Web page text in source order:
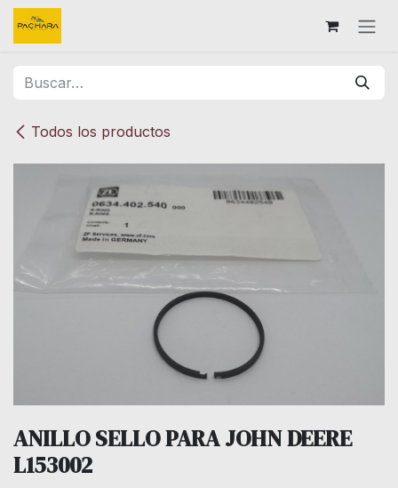
Ir al contenido
Todos los productos
ANILLO SELLO PARA JOHN DEERE
L153002